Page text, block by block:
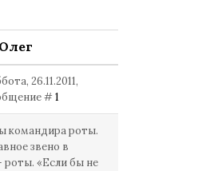
26.11.2011,
#1
командира роты.
звено в
роты. «Если бы не